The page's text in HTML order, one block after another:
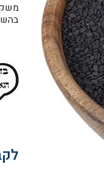
משקל: 5 ק”ג